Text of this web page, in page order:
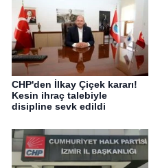
CHP'den İlkay Çiçek kararı!
Kesin ihraç talebiyle
disipline sevk edildi